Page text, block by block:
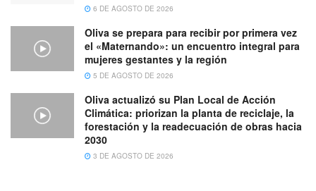
6 DE AGOSTO DE 2026
Oliva se prepara para recibir por primera vez
el «Maternando»: un encuentro integral para
mujeres gestantes y la región
5 DE AGOSTO DE 2026
Oliva actualizó su Plan Local de Acción
Climática: priorizan la planta de reciclaje, la
forestación y la readecuación de obras hacia
2030
3 DE AGOSTO DE 2026